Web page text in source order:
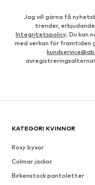
Jag vill gärna få
trender,
Integritetspolicy. Du kan
med verkan för framtiden
KATEGORI KVINNOR
Roxy byxor
Colmar jackor
Birkenstock pantoletter